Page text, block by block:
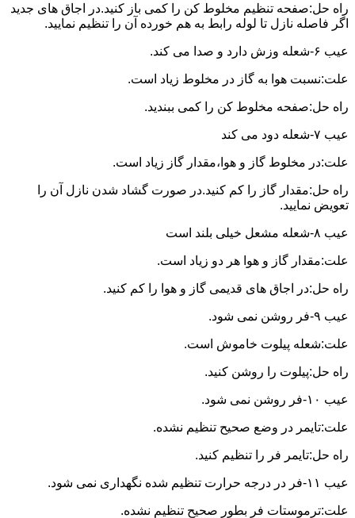
راه حل:صفحه تنظیم مخلوط کن را کمی باز کنید.در اجاق های جدید
اگر فاصله نازل تا لوله رابط به هم خورده آن را تنظیم نمایید.
عیب ۶-شعله وزش دارد و صدا می کند.
علت:نسبت هوا به گاز در مخلوط زیاد است.
راه حل:صفحه مخلوط کن را کمی ببندید.
عیب ۷-شعله دود می کند
علت:در مخلوط گاز و هوا،مقدار گاز زیاد است.
راه حل:مقدار گاز را کم کنید.در صورت گشاد شدن نازل آن را
تعویض نمایید.
عیب ۸-شعله مشعل خیلی بلند است
علت:مقدار گاز و هوا هر دو زیاد است.
راه حل:در اجاق های قدیمی گاز و هوا را کم کنید.
عیب ۹-فر روشن نمی شود.
علت:شعله پیلوت خاموش است.
راه حل:پیلوت را روشن کنید.
عیب ۱۰-فر روشن نمی شود.
علت:تایمر در وضع صحیح تنظیم نشده.
راه حل:تایمر فر را تنظیم کنید.
عیب ۱۱-فر در درجه حرارت تنظیم شده نگهداری نمی شود.
علت:ترموستات فر بطور صحیح تنظیم نشده.